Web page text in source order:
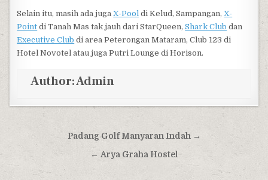
Selain itu, masih ada jugaX-Pool di Kelud, Sampangan,X-
Point di Tanah Mas tak jauh dari StarQueen,Shark Club dan
Executive Club di area Peterongan Mataram, Club 123 di
Hotel Novotel atau juga Putri Lounge di Horison.
Author:Admin
Post navigation
Padang Golf Manyaran Indah →
← Arya Graha Hostel